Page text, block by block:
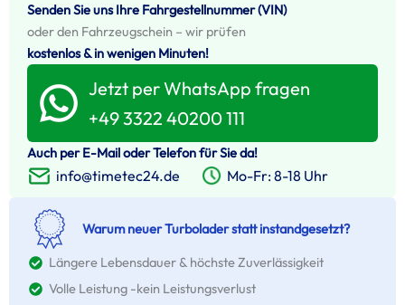
Senden Sie uns Ihre Fahrgestellnummer (VIN)
oder den Fahrzeugschein – wir prüfen
kostenlos & in wenigen Minuten!
Jetzt per WhatsApp fragen
+49 3322 40200 111
Auch per E-Mail oder Telefon für Sie da!
info@timetec24.de Mo-Fr: 8-18 Uhr
Warum neuer Turbolader statt instandgesetzt?
Längere Lebensdauer & höchste Zuverlässigkeit
Volle Leistung -kein Leistungsverlust